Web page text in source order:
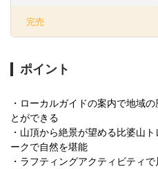
完売
ポイント
・ローカルガイドの案内で地域
とができる
・山頂から絶景が望める比婆山
ークで自然を堪能
・ラフティングアクティビティ